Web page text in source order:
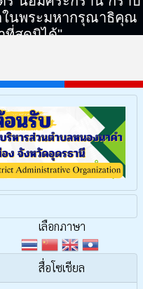
นพระมหากรุณาธิคุณ
ที่สุดมิได้"
เลือกภาษา
สื่อโซเชียล